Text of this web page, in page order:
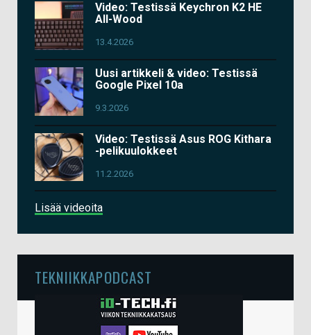
Video: Testissä Keychron K2 HE
All-Wood
13.4.2026
Uusi artikkeli & video: Testissä
Google Pixel 10a
9.3.2026
Video: Testissä Asus ROG Kithara
-pelikuulokkeet
11.2.2026
Lisää videoita
TEKNIIKKAPODCAST